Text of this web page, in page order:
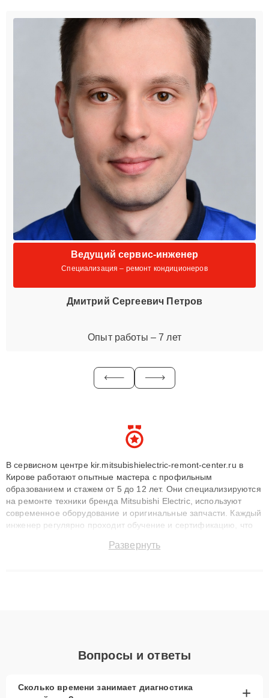
Ведущий сервис-инженер
Специализация – ремонт кондиционеров
Дмитрий Сергеевич Петров
Опыт работы – 7 лет
В сервисном центре kir.mitsubishielectric-remont-center.ru в
Кирове работают опытные мастера с профильным
образованием и стажем от 5 до 12 лет. Они специализируются
на ремонте техники бренда Mitsubishi Electric, используют
современное оборудование и оригинальные запчасти. Каждый
инженер регулярно проходит обучение и сертификацию, что
восстанавливать технику с сохранением гарантии до 3 лет.
Развернуть
Вопросы и ответы
Сколько времени занимает диагностика
+